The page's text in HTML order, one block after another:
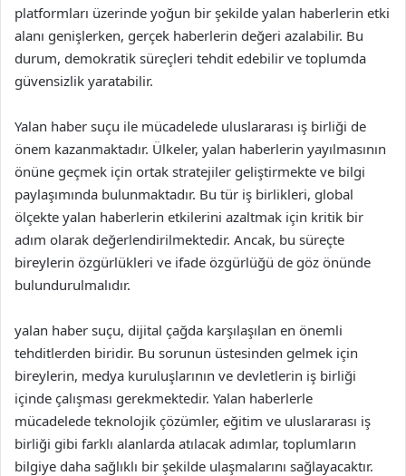
platformları üzerinde yoğun bir şekilde yalan haberlerin etki
alanı genişlerken, gerçek haberlerin değeri azalabilir. Bu
durum, demokratik süreçleri tehdit edebilir ve toplumda
güvensizlik yaratabilir.
Yalan haber suçu ile mücadelede uluslararası iş birliği de
önem kazanmaktadır. Ülkeler, yalan haberlerin yayılmasının
önüne geçmek için ortak stratejiler geliştirmekte ve bilgi
paylaşımında bulunmaktadır. Bu tür iş birlikleri, global
ölçekte yalan haberlerin etkilerini azaltmak için kritik bir
adım olarak değerlendirilmektedir. Ancak, bu süreçte
bireylerin özgürlükleri ve ifade özgürlüğü de göz önünde
bulundurulmalıdır.
yalan haber suçu, dijital çağda karşılaşılan en önemli
tehditlerden biridir. Bu sorunun üstesinden gelmek için
bireylerin, medya kuruluşlarının ve devletlerin iş birliği
içinde çalışması gerekmektedir. Yalan haberlerle
mücadelede teknolojik çözümler, eğitim ve uluslararası iş
birliği gibi farklı alanlarda atılacak adımlar, toplumların
bilgiye daha sağlıklı bir şekilde ulaşmalarını sağlayacaktır.